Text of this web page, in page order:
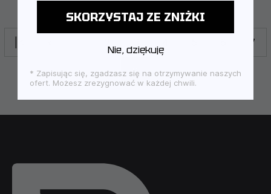
7
8
SKORZYSTAJ ZE ZNIŻKI
Nie, dziękuję
* Zapisując się, zgadzasz się na otrzymywanie naszych
ofert. Możesz zrezygnować w każdej chwili.